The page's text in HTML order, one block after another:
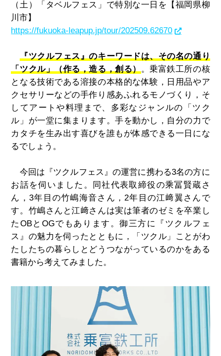
（土）「タベルフェス」で特別な一日を【福岡県柳
川市】
https://fukuoka-leapup.jp/tour/202509.62670
『ツクルフェス』のキーワードは、その名の通り
「ツクル」（作る，造る，創る）。乗富鉄工所の核
となる技術である溶接の本格的な体験，日用品やア
クセサリーなどの手作り感あふれるモノづくり，そ
してアートや料理まで、多彩なジャンルの「ツク
ル」が一堂に集まります。手を動かし，自分の力で
カタチを生み出す喜びを誰もが体感できる一日にな
るでしょう。
今回は『ツクルフェス』の運営に携わる3名の方に
お話を伺いました。同社代表取締役の乘冨賢蔵さ
ん， 3年目の竹嶋海音さん，2年目の江﨑翼さんで
す。竹嶋さんと江﨑さんは実は筆者のゼミを卒業し
た OBと OGでもあります。御三方に『ツクルフェ
ス』の魅力を伺ったとともに，「ツクル」ことがわ
たしたちの暮らしとどうつながっているのかをある
書籍から考えてみました。